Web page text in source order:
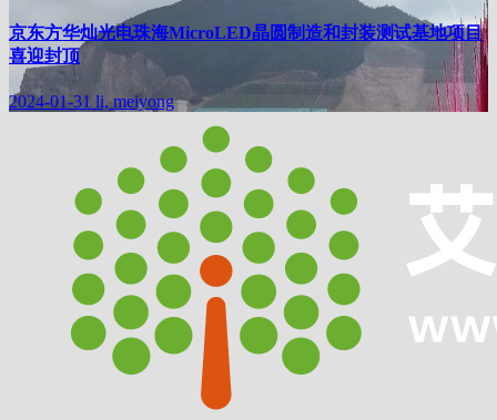
京东方华灿光电珠海MicroLED晶圆制造和封装测试基地项目
喜迎封顶
2024-01-31 li, meiyong